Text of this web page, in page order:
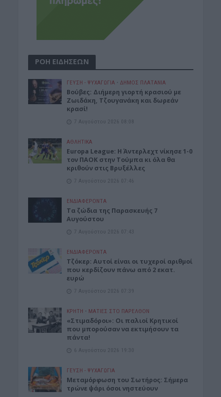
ΡΟΗ ΕΙΔΗΣΕΩΝ
ΓΕΎΣΗ - ΨΥΧΑΓΩΓΊΑ • ΔΉΜΟΣ ΠΛΑΤΑΝΙΆ
Βούβες: Διήμερη γιορτή κρασιού με
Ζωιδάκη, Τζουγανάκη και δωρεάν
κρασί!
7 Αυγούστου 2026 08:08
ΑΘΛΗΤΙΚΑ
Europa League: Η Άντερλεχτ νίκησε 1-0
τον ΠΑΟΚ στην Τούμπα κι όλα θα
κριθούν στις Βρυξέλλες
7 Αυγούστου 2026 07:46
ΕΝΔΙΑΦΕΡΟΝΤΑ
Tα ζώδια της Παρασκευής 7
Αυγούστου
7 Αυγούστου 2026 07:43
ΕΝΔΙΑΦΕΡΟΝΤΑ
Τζόκερ: Αυτοί είναι οι τυχεροί αριθμοί
που κερδίζουν πάνω από 2 εκατ.
ευρώ
7 Αυγούστου 2026 07:39
ΚΡΗΤΗ • ΜΑΤΙΕΣ ΣΤΟ ΠΑΡΕΛΘΟΝ
«Στιμαδόροι»: Οι παλιοί Κρητικοί
που μπορούσαν να εκτιμήσουν τα
πάντα!
6 Αυγούστου 2026 19:30
ΓΕΎΣΗ - ΨΥΧΑΓΩΓΊΑ
Μεταμόρφωση του Σωτήρος: Σήμερα
τρώνε ψάρι όσοι νηστεύουν